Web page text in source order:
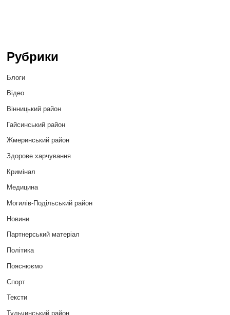
Рубрики
Блоги
Відео
Вінницький район
Гайсинський район
Жмеринський район
Здорове харчування
Кримінал
Медицина
Могилів-Подільський район
Новини
Партнерський матеріал
Політика
Пояснюємо
Спорт
Тексти
Тульчинський район